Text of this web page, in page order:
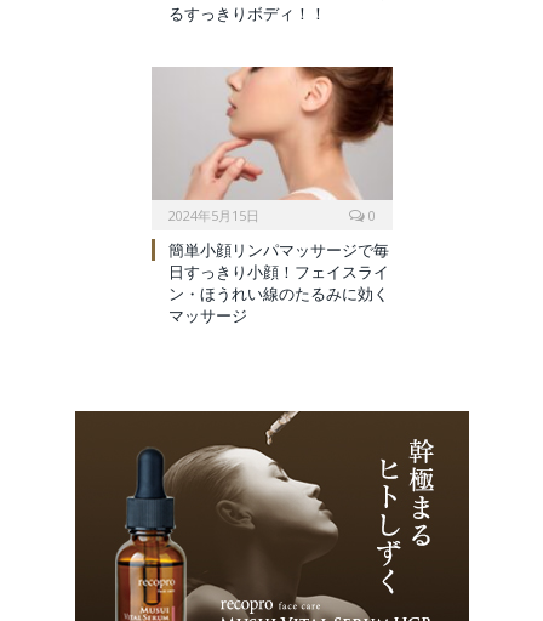
るすっきりボディ！！
2024年5月15日
0
簡単小顔リンパマッサージで毎
日すっきり小顔！フェイスライ
ン・ほうれい線のたるみに効く
マッサージ